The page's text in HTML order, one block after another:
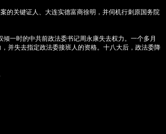
的关键证人、大连实德富商徐明，并伺机行刺原国务院
一时的中共前政法委书记周永康失去权力。一个多月
并失去指定政法委接班人的资格。十八大后，政法委降